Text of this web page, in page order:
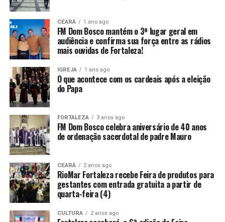
CEARÁ 1 ano ago
FM Dom Bosco mantém o 3º lugar geral em
audiência e confirma sua força entre as rádios
mais ouvidas de Fortaleza!
IGREJA 1 ano ago
O que acontece com os cardeais após a eleição
do Papa
FORTALEZA 3 anos ago
FM Dom Bosco celebra aniversário de 40 anos
de ordenação sacerdotal de padre Mauro
CEARÁ 2 anos ago
RioMar Fortaleza recebe Feira de produtos para
gestantes com entrada gratuita a partir de
quarta-feira (4)
CULTURA 2 anos ago